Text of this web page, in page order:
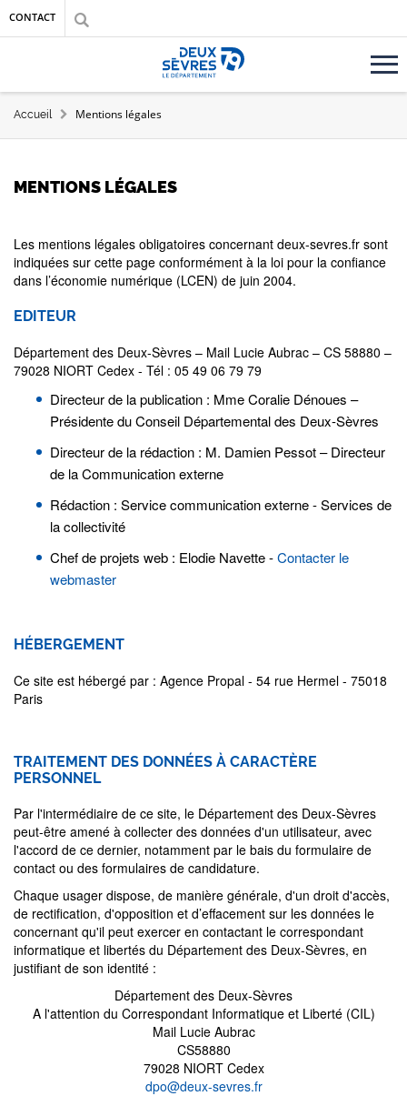
Aller au contenu principal
Aller au menu
Aller à la recherche
CONTACT
Accueil département des Deux-Sèvres
FIL D'ARIANE
Accueil Mentions légales
MENTIONS LÉGALES
Les mentions légales obligatoires concernant deux-sevres.fr sont
indiquées sur cette page conformément à la loi pour la confiance
dans l’économie numérique (LCEN) de juin 2004.
EDITEUR
Département des Deux-Sèvres – Mail Lucie Aubrac – CS 58880 –
79028 NIORT Cedex - Tél : 05 49 06 79 79
Directeur de la publication : Mme Coralie Dénoues –
Présidente du Conseil Départemental des Deux-Sèvres
Directeur de la rédaction : M. Damien Pessot – Directeur
de la Communication externe
Rédaction : Service communication externe - Services de
la collectivité
Chef de projets web : Elodie Navette -Contacter le
webmaster
HÉBERGEMENT
Ce site est hébergé par : Agence Propal - 54 rue Hermel - 75018
Paris
TRAITEMENT DES DONNÉES À CARACTÈRE
PERSONNEL
Par l'intermédiaire de ce site, le Département des Deux-Sèvres
peut-être amené à collecter des données d'un utilisateur, avec
l'accord de ce dernier, notamment par le bais du formulaire de
contact ou des formulaires de candidature.
Chaque usager dispose, de manière générale, d'un droit d'accès,
de rectification, d'opposition et d’effacement sur les données le
concernant qu'il peut exercer en contactant le correspondant
informatique et libertés du Département des Deux-Sèvres, en
justifiant de son identité :
Département des Deux-Sèvres
A l'attention du Correspondant Informatique et Liberté (CIL)
Mail Lucie Aubrac
CS58880
79028 NIORT Cedex
dpo@deux-sevres.fr